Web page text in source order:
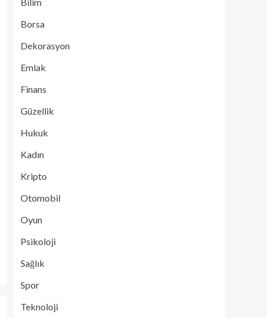
Borsa
Dekorasyon
Emlak
Finans
Güzellik
Hukuk
Kadın
Kripto
Otomobil
Oyun
Psikoloji
Sağlık
Spor
Teknoloji